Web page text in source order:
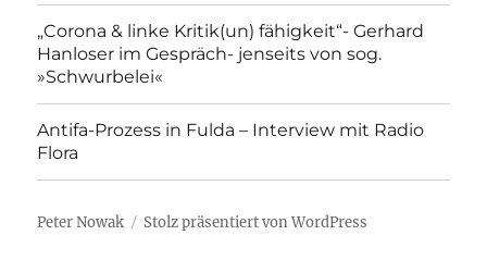
„Corona & linke Kritik(un) fähigkeit“- Gerhard
Hanloser im Gespräch- jenseits von sog.
»Schwurbelei«
Antifa-Prozess in Fulda – Interview mit Radio
Flora
Peter Nowak Stolz präsentiert von WordPress